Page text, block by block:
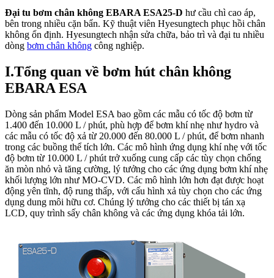
Đại tu bơm chân không EBARA ESA25-D hư cầu chì cao áp,
bên trong nhiều cặn bẩn. Kỹ thuật viên Hyesungtech phục hồi chân
không ổn định. Hyesungtech nhận sửa chữa, bảo trì và đại tu nhiều
dòng bơm chân không công nghiệp.
I.Tổng quan về bơm hút chân không
EBARA ESA
Dòng sản phẩm Model ESA bao gồm các mẫu có tốc độ bơm từ
1.400 đến 10.000 L / phút, phù hợp để bơm khí nhẹ như hydro và
các mẫu có tốc độ xả từ 20.000 đến 80.000 L / phút, để bơm nhanh
trong các buồng thể tích lớn. Các mô hình ứng dụng khí nhẹ với tốc
độ bơm từ 10.000 L / phút trở xuống cung cấp các tùy chọn chống
ăn mòn nhỏ và tăng cường, lý tưởng cho các ứng dụng bơm khí nhẹ
khối lượng lớn như MO-CVD. Các mô hình lớn hơn đạt được hoạt
động yên tĩnh, độ rung thấp, với cấu hình xả tùy chọn cho các ứng
dụng dung môi hữu cơ. Chúng lý tưởng cho các thiết bị tán xạ
LCD, quy trình sấy chân không và các ứng dụng khóa tải lớn.